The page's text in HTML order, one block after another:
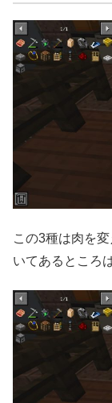
この3種は肉を
いてあるところ